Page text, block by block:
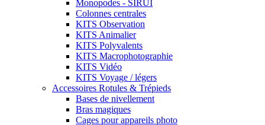
Monopodes - SIRUI
Colonnes centrales
KITS Observation
KITS Animalier
KITS Polyvalents
KITS Macrophotographie
KITS Vidéo
KITS Voyage / légers
Accessoires Rotules & Trépieds
Bases de nivellement
Bras magiques
Cages pour appareils photo